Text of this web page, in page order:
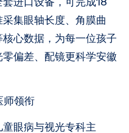
集眼轴长度、角膜曲
心数据，为每一位孩子
偏差、配镜更科学安徽
师领衔
眼病与视光专科主